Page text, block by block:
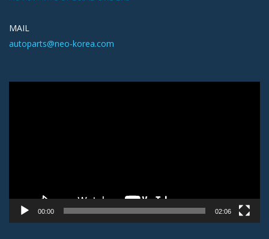
MAIL
autoparts@neo-korea.com
Видеоплеер
00:00 02:06